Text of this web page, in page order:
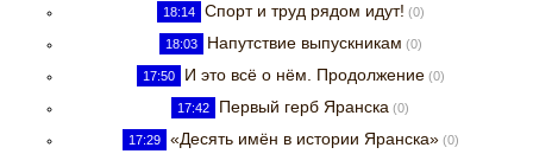
18:14 Спорт и труд рядом идут! (0)
18:03 Напутствие выпускникам (0)
17:50 И это всё о нём. Продолжение (0)
17:42 Первый герб Яранска (0)
17:29 «Десять имён в истории Яранска» (0)